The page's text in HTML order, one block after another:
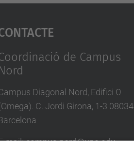
de Campus
Nord
Diagonal Nord, Edifici Ω
C. Jordi Girona, 1-3 08034
mail:campus.nord@upc.edu